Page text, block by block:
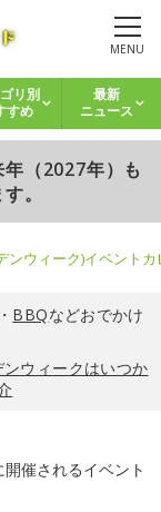
MENU
リ別
すめ
最新
ニュース
（2027年）も
。
ンウィーク)イベント
・ BBQなどおでかけ
ウィークはいつか
催されるイベント